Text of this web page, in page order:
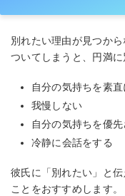
別れたい理由が見つか
ついてしまうと、円満
自分の気持ちを素直
我慢しない
自分の気持ちを優先
冷静に会話をする
彼氏に「別れたい」と
ことをおすすめします。